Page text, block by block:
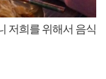
저희를 위해서 음식